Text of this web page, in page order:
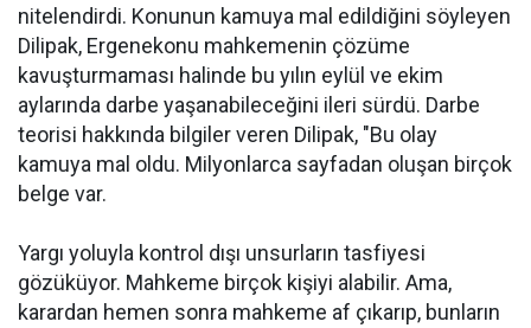
nitelendirdi. Konunun kamuya mal edildiğini söyleyen
Dilipak, Ergenekonu mahkemenin çözüme
kavuşturmaması halinde bu yılın eylül ve ekim
aylarında darbe yaşanabileceğini ileri sürdü. Darbe
teorisi hakkında bilgiler veren Dilipak, "Bu olay
kamuya mal oldu. Milyonlarca sayfadan oluşan birçok
belge var.
Yargı yoluyla kontrol dışı unsurların tasfiyesi
gözüküyor. Mahkeme birçok kişiyi alabilir. Ama,
karardan hemen sonra mahkeme af çıkarıp, bunların